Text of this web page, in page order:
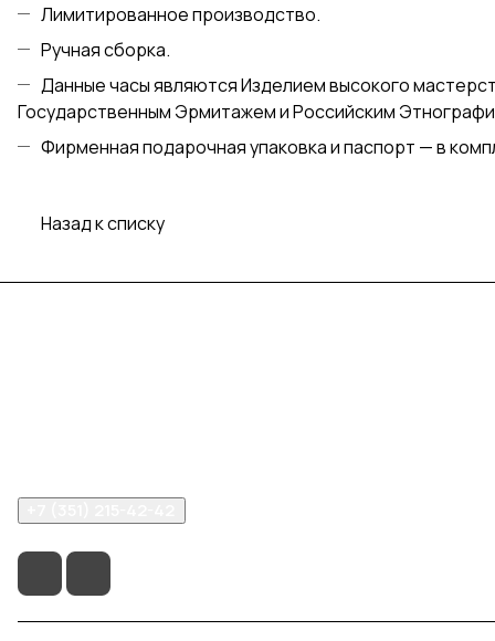
Лимитированное производство.
Ручная сборка.
Данные часы являются Изделием высокого
Государственным Эрмитажем и Российским
Фирменная подарочная упаковка и паспорт — в
Назад к списку